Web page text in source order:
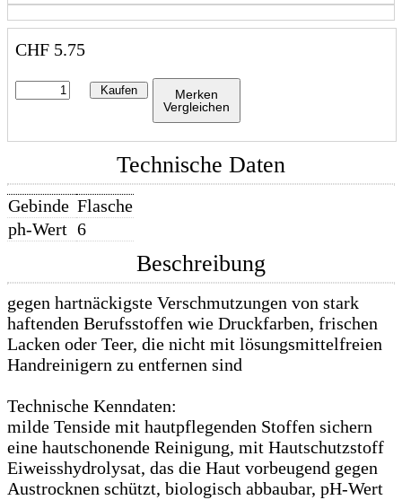
CHF 5.75
Kaufen
Merken
Vergleichen
Technische Daten
Gebinde Flasche
ph-Wert 6
Beschreibung
gegen hartnäckigste Verschmutzungen von stark
haftenden Berufsstoffen wie Druckfarben, frischen
Lacken oder Teer, die nicht mit lösungsmittelfreien
Handreinigern zu entfernen sind
Technische Kenndaten:
milde Tenside mit hautpflegenden Stoffen sichern
eine hautschonende Reinigung, mit Hautschutzstoff
Eiweisshydrolysat, das die Haut vorbeugend gegen
Austrocknen schützt, biologisch abbaubar, pH-Wert